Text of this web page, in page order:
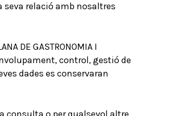
relació amb nosaltres
DE GASTRONOMIA I
control, gestió de
dades es conservaran